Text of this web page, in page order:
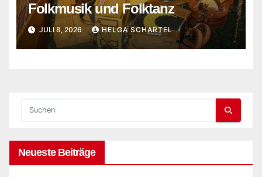
Folkmusik und Folktanz
JULI 8, 2026 HELGA SCHARTEL
Neueste Beiträge